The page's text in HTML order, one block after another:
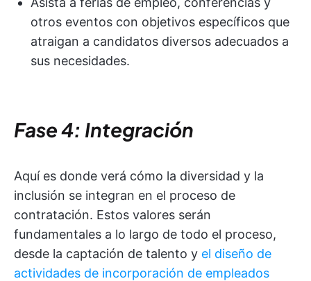
otros eventos con objetivos específicos que
atraigan a candidatos diversos adecuados a
sus necesidades.
Fase 4: Integración
Aquí es donde verá cómo la diversidad y la
inclusión se integran en el proceso de
contratación. Estos valores serán
fundamentales a lo largo de todo el proceso,
desde la captación de talento y el diseño de
actividades de incorporación de empleados